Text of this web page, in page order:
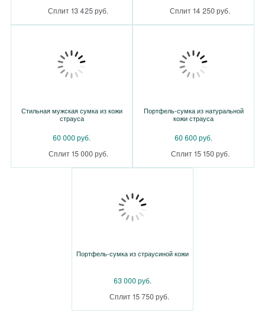
Сплит 13 425 руб.
Сплит 14 250 руб.
Стильная мужская сумка из кожи
страуса
60 000 руб.
Сплит 15 000 руб.
Портфель-сумка из натуральной
кожи страуса
60 600 руб.
Сплит 15 150 руб.
Портфель-сумка из страусиной кожи
63 000 руб.
Сплит 15 750 руб.